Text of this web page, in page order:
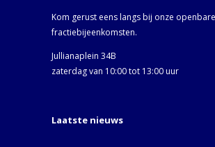
Kom gerust eens langs bij onze
fractiebijeenkomsten.
Jullianaplein 34B
zaterdag van 10:00 tot 13:00 uur
Laatste nieuws